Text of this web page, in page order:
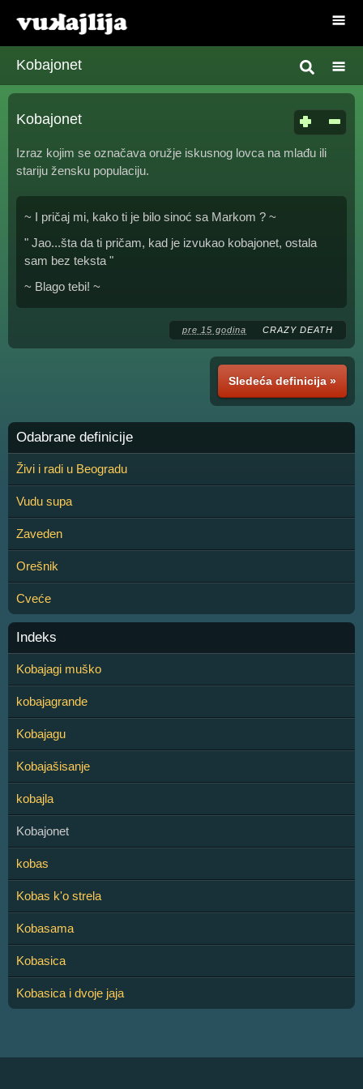
Kobajonet
Kobajonet
Izraz kojim se označava oružje iskusnog lovca na mlađu ili
stariju žensku populaciju.
~ I pričaj mi, kako ti je bilo sinoć sa Markom ? ~
" Jao...šta da ti pričam, kad je izvukao kobajonet, ostala
sam bez teksta "
~ Blago tebi! ~
pre 15 godina CRAZY DEATH
Sledeća definicija »
Odabrane definicije
Živi i radi u Beogradu
Vudu supa
Zaveden
Orešnik
Cveće
Indeks
Kobajagi muško
kobajagrande
Kobajagu
Kobajašisanje
kobajla
Kobajonet
kobas
Kobas k'o strela
Kobasama
Kobasica
Kobasica i dvoje jaja